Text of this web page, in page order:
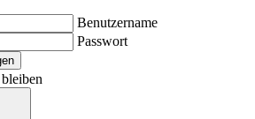
Benutzername
Passwort